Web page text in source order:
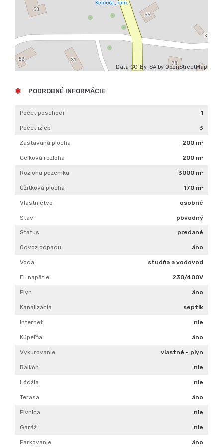
Data CC-By-SA by OpenStreetMap
PODROBNÉ INFORMÁCIE
Počet poschodí 1
Počet izieb 3
Zastavaná plocha 200 m²
Celková rozloha 200 m²
Rozloha pozemku 3000 m²
Úžitková plocha 170 m²
Vlastníctvo osobné
Stav pôvodný
Status predané
Odvoz odpadu áno
Voda studňa a vodovod
El. napätie 230/400V
Plyn áno
Kanalizácia septik
Internet nie
Kúpeľňa áno
Vykurovanie vlastné - plyn
Balkón nie
Lódžia nie
Terasa áno
Pivnica nie
Garáž nie
Parkovanie áno